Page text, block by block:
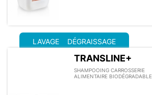
LAVAGE DÉGRAISSAGE
TRANSLINE+
SHAMPOOING CARROSSERIE
ALIMENTAIRE BIODÉGRADABLE.